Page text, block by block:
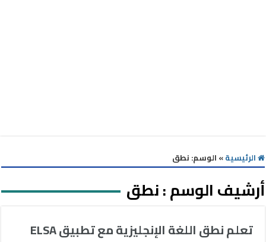
الرئيسية» الوسم: نطق
أرشيف الوسم :نطق
تعلم نطق اللغة الإنجليزية مع تطبيق ELSA